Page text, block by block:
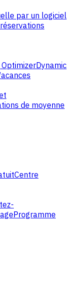
par un logiciel
OptimizerDynamic
de moyenne
Centre
Programme